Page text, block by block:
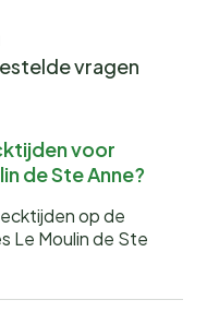
kun je
de duinen, gevolgd
de dag af met
de wintermaanden
een bezoek aan een
vragen
voor
de Ste Anne?
op de
Le Moulin de Ste